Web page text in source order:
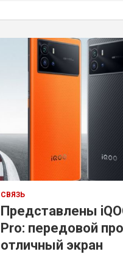
СВЯЗЬ
Представлены
Pro: передовой
отличный экран